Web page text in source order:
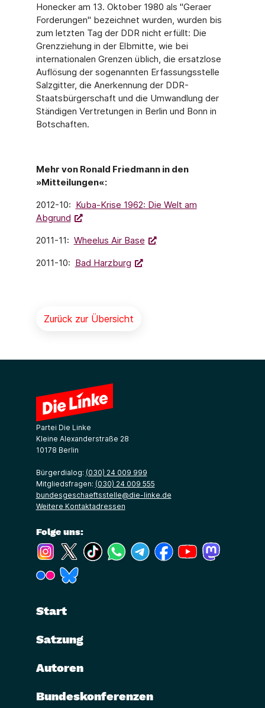
Honecker am 13. Oktober 1980 als "Geraer
Forderungen" bezeichnet wurden, wurden bis
zum letzten Tag der DDR nicht erfüllt: Die
Grenzziehung in der Elbmitte, wie bei
internationalen Grenzen üblich, die ersatzlose
Auflösung der sogenannten Erfassungsstelle
Salzgitter, die Anerkennung der DDR-
Staatsbürgerschaft und die Umwandlung der
Ständigen Vertretungen in Berlin und Bonn in
Botschaften.
Mehr von Ronald Friedmann in den
»Mitteilungen«:
2012-10: Kuba-Krise 1962: Die Welt am
Abgrund
2011-11: Wheelus Air Base
2011-10: Bad Harzburg
Zurück zur Übersicht
Partei Die Linke
Kleine Alexanderstraße 28
10178 Berlin
Bürgerdialog: (030) 24 009 999
Mitgliedsfragen: (030) 24 009 555
bundesgeschaeftsstelle@die-linke.de
Weitere Kontaktadressen
Folge uns:
(Link öffnet ein neues Fenster)
(Link öffnet ein neues Fenster)
(Link öffnet ein neues Fenster)
(Link öffnet ein neues Fenster)
(Link öffnet ein neues Fenster)
(Link öffnet ein neues
(Link öffnet ein
(Link öffnet ein neues Fenster)
Start
Satzung
Autoren
Bundeskonferenzen